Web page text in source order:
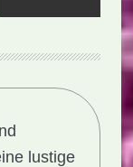
lustige